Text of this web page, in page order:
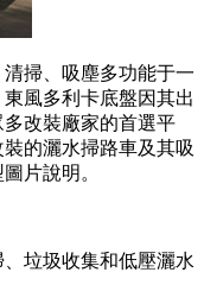
掃、吸塵多功能于一
風多利卡底盤因其出
改裝廠家的首選平
的灑水掃路車及其吸
片說明。
垃圾收集和低壓灑水